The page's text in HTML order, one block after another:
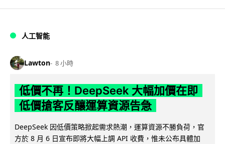
人工智能
Lawton 8 小時
低價不再！DeepSeek 大幅加價在即
低價搶客反釀運算資源告急
DeepSeek 因低價策略掀起需求熱潮，運算資源不勝負荷，官
方於 8 月 6 日宣布即將大幅上調 API 收費，惟未公布具體加